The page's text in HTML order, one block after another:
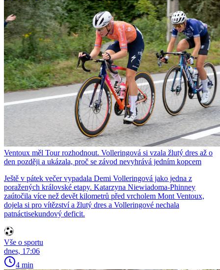
Ventoux měl Tour rozhodnout. Volleringová si vzala žlutý dres až o
den později a ukázala, proč se závod nevyhrává jedním kopcem
Ještě v pátek večer vypadala Demi Volleringová jako jedna z
poražených královské etapy. Katarzyna Niewiadoma-Phinney
zaútočila více než devět kilometrů před vrcholem Mont Ventoux,
dojela si pro vítězství a žlutý dres a Volleringové nechala
patnáctisekundový deficit.
Vše o sportu
dnes, 17:06
4 min